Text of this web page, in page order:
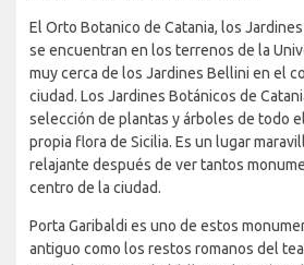
El Orto Botanico de Catania, los
se encuentran en los terrenos de la
muy cerca de los Jardines Bellini en el
ciudad. Los Jardines Botánicos de
selección de plantas y árboles de todo
propia flora de Sicilia. Es un lugar
relajante después de ver tantos
centro de la ciudad.
Porta Garibaldi es uno de estos
antiguo como los restos romanos del